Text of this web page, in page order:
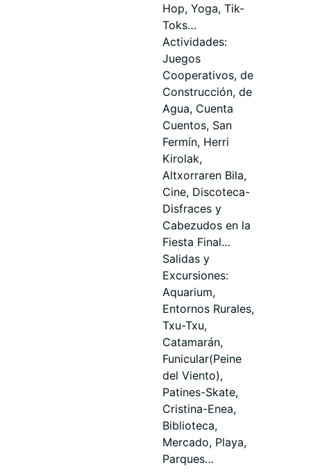
Hop, Yoga, Tik-
Toks…
Actividades:
Juegos
Cooperativos, de
Construcción, de
Agua, Cuenta
Cuentos, San
Fermín, Herri
Kirolak,
Altxorraren Bila,
Cine, Discoteca-
Disfraces y
Cabezudos en la
Fiesta Final…
Salidas y
Excursiones:
Aquarium,
Entornos Rurales,
Txu-Txu,
Catamarán,
Funicular(Peine
del Viento),
Patines-Skate,
Cristina-Enea,
Biblioteca,
Mercado, Playa,
Parques…